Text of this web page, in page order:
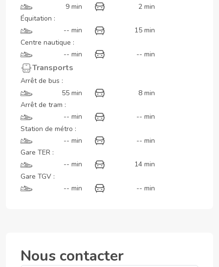
9 min
2 min
Équitation :
-- min
15 min
Centre nautique :
-- min
-- min
Transports
Arrêt de bus :
55 min
8 min
Arrêt de tram :
-- min
-- min
Station de métro :
-- min
-- min
Gare TER :
-- min
14 min
Gare TGV :
-- min
-- min
Nous contacter